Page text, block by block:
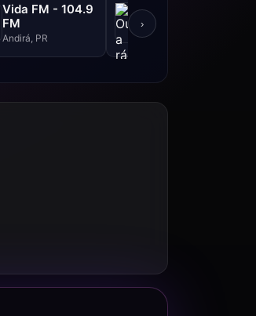
Vida FM - 104.9
FM
Andirá, PR
São Paulo, SP
›